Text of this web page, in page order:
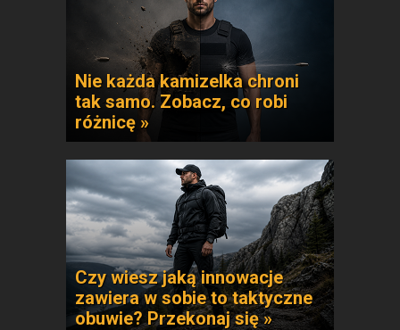
Nie każda kamizelka chroni
tak samo. Zobacz, co robi
różnicę »
Czy wiesz jaką innowacje
zawiera w sobie to taktyczne
obuwie? Przekonaj się »